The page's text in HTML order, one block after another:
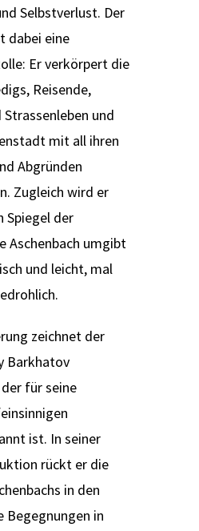
Selbstverlust. Der
dabei eine
Er verkörpert die
Reisende,
und
mit all ihren
Abgründen
Zugleich wird er
Spiegel der
Aschenbach umgibt
und leicht, mal
zeichnet der
Barkhatov
für seine
ist. In seiner
rückt er die
in den
Begegnungen in